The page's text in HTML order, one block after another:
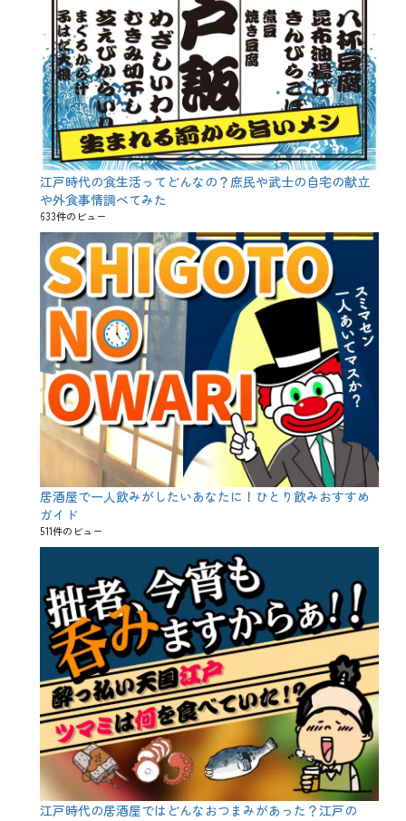
江戸時代の食生活ってどんなの？庶民や武士の自宅の献立
や外食事情調べてみた
633件のビュー
居酒屋で一人飲みがしたいあなたに！ひとり飲みおすすめ
ガイド
511件のビュー
江戸時代の居酒屋ではどんなおつまみがあった？江戸の